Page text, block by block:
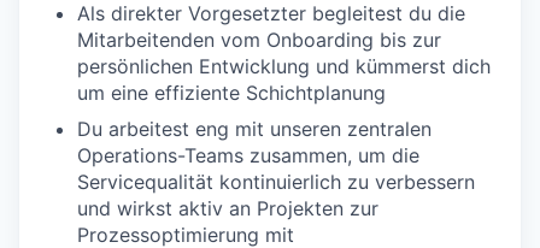
Als direkter Vorgesetzter begleitest du die
Mitarbeitenden vom Onboarding bis zur
persönlichen Entwicklung und kümmerst dich
um eine effiziente Schichtplanung
Du arbeitest eng mit unseren zentralen
Operations-Teams zusammen, um die
Servicequalität kontinuierlich zu verbessern
und wirkst aktiv an Projekten zur
Prozessoptimierung mit